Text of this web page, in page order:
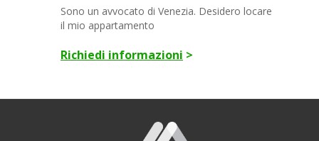
Sono un avvocato di Venezia. Desidero locare
il mio appartamento
Richiedi informazioni >